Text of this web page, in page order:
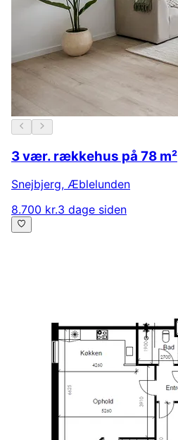
3 vær. rækkehus på 78 m²
Snejbjerg, Æblelunden
8.700 kr.3 dage siden